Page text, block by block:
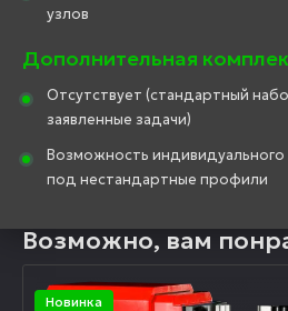
узлов
Дополнительная
Отсутствует (стандартный
заявленные задачи)
Возможность индивидуального
под нестандартные профили
Возможно, вам
Новинка